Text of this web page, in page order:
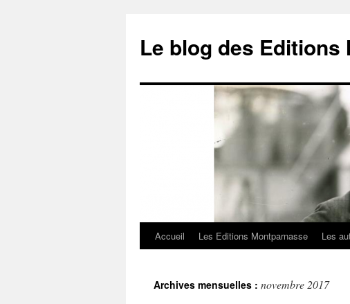
Le blog des Editions
Aller
contenu
Accueil Les Editions Montparnasse Les
Archives mensuelles : novembre 2017